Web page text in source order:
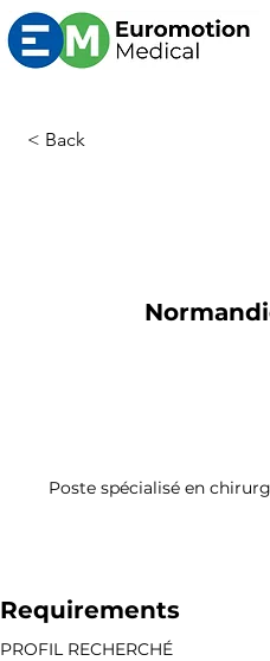
< Back
Poste spécialisé en
Requirements
PROFIL RECHERCHÉ